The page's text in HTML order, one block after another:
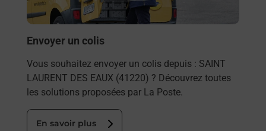
Envoyer un colis
Vous souhaitez envoyer un colis depuis : SAINT
LAURENT DES EAUX (41220) ? Découvrez toutes
les solutions proposées par La Poste.
En savoir plus